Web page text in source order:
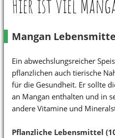
Hier ist viel
Mangan
Ein abwechslungsreicher
pflanzlichen auch tierische
für die Gesundheit. Er sollte
an Mangan enthalten und in
andere Vitamine und
Pflanzliche Lebensmittel